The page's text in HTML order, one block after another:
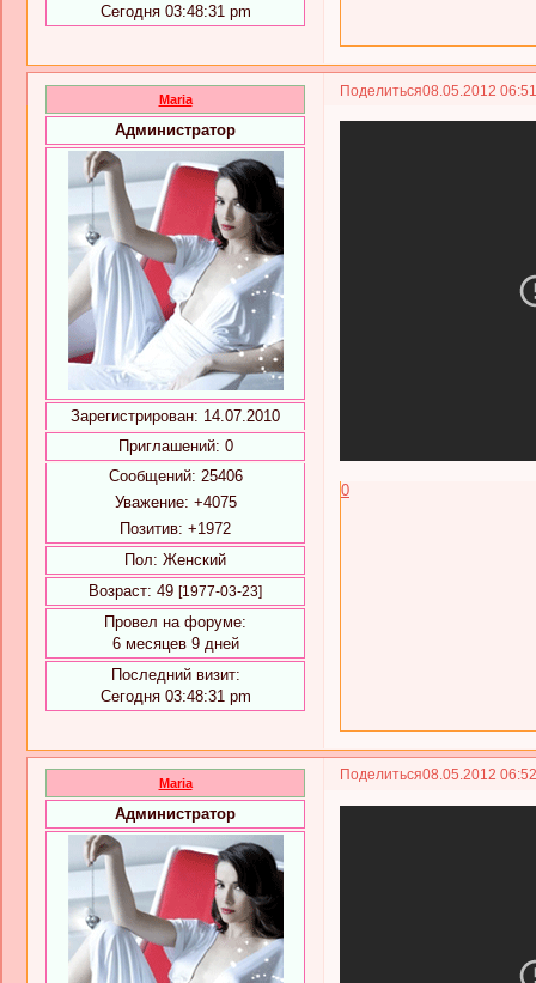
Сегодня 03:48:31 pm
Поделиться08.05.2012
Maria
Администратор
Зарегистрирован: 14.07.2010
Приглашений: 0
Сообщений: 25406
Уважение: +4075
Позитив: +1972
Пол: Женский
Возраст: 49 [1977-03-23]
Провел на форуме:
6 месяцев 9 дней
Последний визит:
Сегодня 03:48:31 pm
0
Поделиться08.05.2012
Maria
Администратор